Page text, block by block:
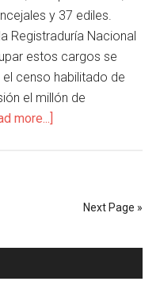
y 37 ediles.
Registraduría Nacional
estos cargos se
censo habilitado de
el millón de
more...]
Next Page »